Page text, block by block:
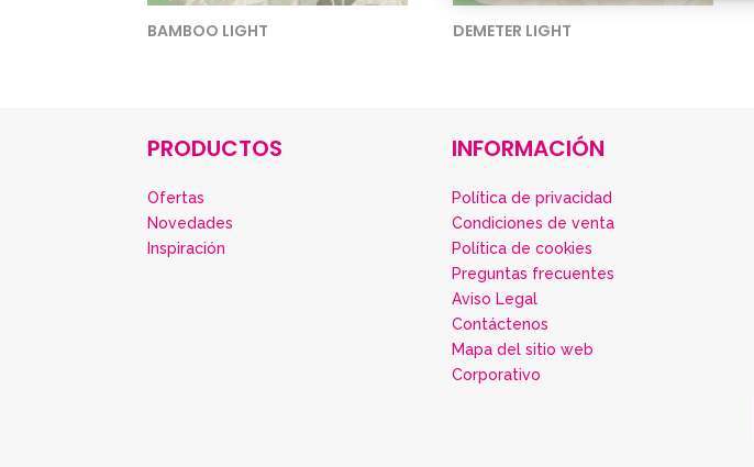
BAMBOO LIGHT DEMETER LIGHT
PRODUCTOS
Ofertas
Novedades
Inspiración
INFORMACIÓN
Política de privacidad
Condiciones de venta
Política de cookies
Preguntas frecuentes
Aviso Legal
Contáctenos
Mapa del sitio web
Corporativo